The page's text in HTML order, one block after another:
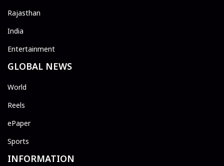
Rajasthan
India
Entertainment
GLOBAL NEWS
World
Reels
ePaper
Sports
INFORMATION